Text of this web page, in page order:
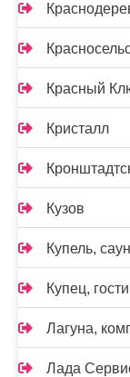
Красный
Кристалл
Кузов
Купель,
Купец,
Лагуна,
Лада